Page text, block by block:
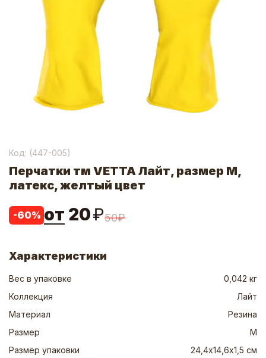
Код: (447-005)
Перчатки тм VETTA Лайт, размер M,
латекс, желтый цвет
-60% от 20₽50₽
Характеристики
Вес в упаковке
0,042 кг
Коллекция
Лайт
Материал
Резина
Размер
M
Размер упаковки
24,4х14,6х1,5 см